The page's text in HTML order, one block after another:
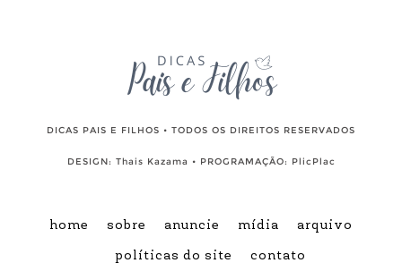
DICAS PAIS E FILHOS • TODOS OS DIREITOS RESERVADOS
DESIGN: Thais Kazama • PROGRAMAÇÃO: PlicPlac
home sobre anuncie mídia arquivo
políticas do site contato